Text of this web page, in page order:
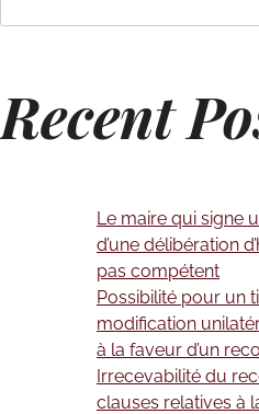
Recent
Le maire qui signe
d’une délibération
pas compétent
Possibilité pour un
modification
à la faveur d’un
Irrecevabilité du
clauses relatives à